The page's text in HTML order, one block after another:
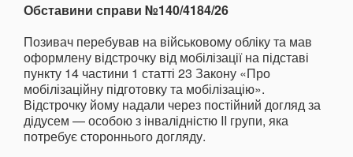
Обставини справи №140/4184/26
Позивач перебував на військовому обліку та мав
оформлену відстрочку від мобілізації на підставі
пункту 14 частини 1 статті 23 Закону «Про
мобілізаційну підготовку та мобілізацію».
Відстрочку йому надали через постійний догляд за
дідусем — особою з інвалідністю II групи, яка
потребує стороннього догляду.